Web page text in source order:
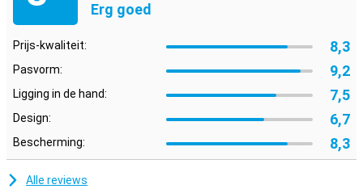
Erg goed
Prijs-kwaliteit: 8,3
Pasvorm: 9,2
Ligging in de hand: 7,5
Design: 6,7
Bescherming: 8,3
Alle reviews